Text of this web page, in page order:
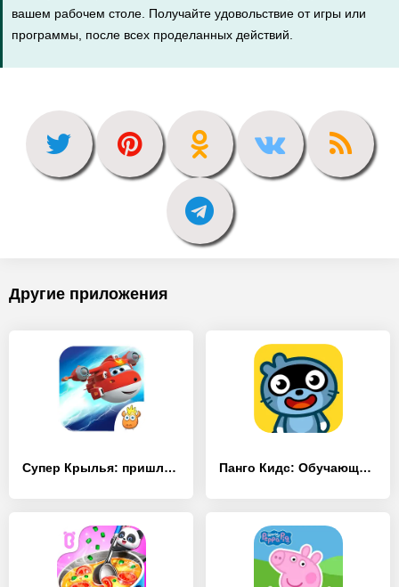
вашем рабочем столе. Получайте удовольствие от игры или
программы, после всех проделанных действий.
Другие приложения
Супер Крылья: пришло время пол - [MOD Много монет] Панго Кидс: Обучающие игры - [MOD Бесконечные монеты]